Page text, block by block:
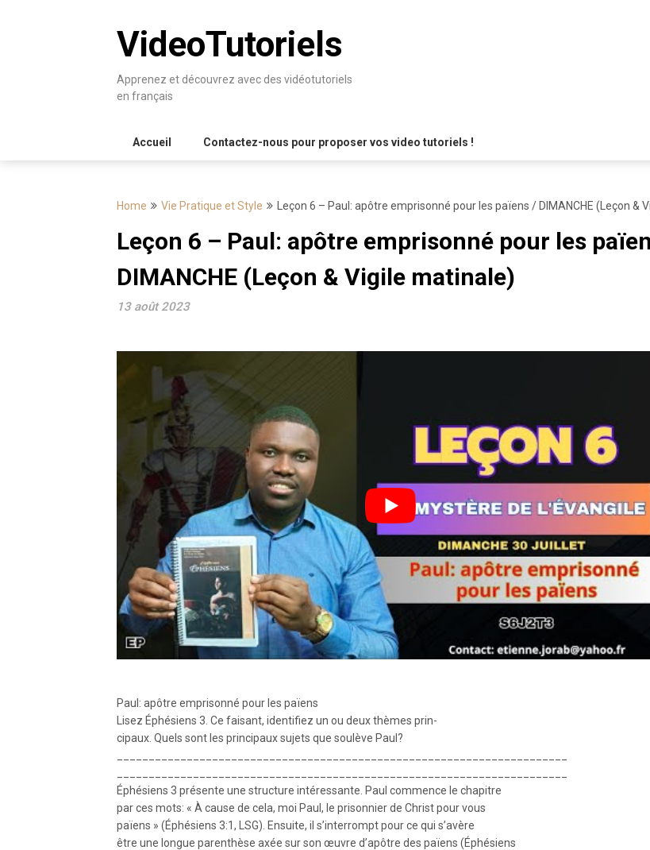
VideoTutoriels
Apprenez et découvrez avec des vidéotutoriels
en français
Accueil Contactez-nous pour proposer vos video tutoriels !
Home Vie Pratique et Style Leçon 6 – Paul: apôtre emprisonné pour les païens / DIMANCHE (Leçon &
Leçon 6 – Paul: apôtre emprisonné pour les
DIMANCHE (Leçon & Vigile matinale)
13 août 2023
Paul: apôtre emprisonné pour les païens
Lisez Éphésiens 3. Ce faisant, identifiez un ou deux thèmes prin-
cipaux. Quels sont les principaux sujets que soulève Paul?
Éphésiens 3 présente une structure intéressante. Paul commence le chapitre
par ces mots: « À cause de cela, moi Paul, le prisonnier de Christ pour vous
païens » (Éphésiens 3:1, LSG). Ensuite, il s’interrompt pour ce qui s’avère
être une longue parenthèse axée sur son œuvre d’apôtre des païens (Éphésiens